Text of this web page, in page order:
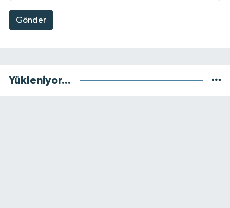
Gönder
Yükleniyor...